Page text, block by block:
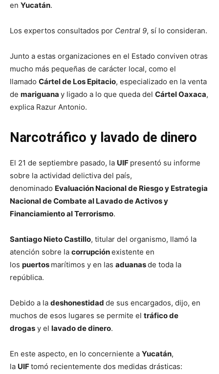
en Yucatán.
Los expertos consultados por Central 9, sí lo consideran.
Junto a estas organizaciones en el Estado conviven otras
mucho más pequeñas de carácter local, como el
llamado Cártel de Los Epitacio, especializado en la venta
de mariguana y ligado a lo que queda del Cártel Oaxaca,
explica Razur Antonio.
Narcotráfico y lavado de dinero
El 21 de septiembre pasado, la UIF presentó su informe
sobre la actividad delictiva del país,
denominado Evaluación Nacional de Riesgo y Estrategia
Nacional de Combate al Lavado de Activos y
Financiamiento al Terrorismo.
Santiago Nieto Castillo, titular del organismo, llamó la
atención sobre la corrupciónexistente en
los puertos marítimos y en las aduanasde toda la
república.
Debido a la deshonestidad de sus encargados, dijo, en
muchos de esos lugares se permite el tráfico de
drogas y el lavado de dinero.
En este aspecto, en lo concerniente a Yucatán,
la UIFtomó recientemente dos medidas drásticas: